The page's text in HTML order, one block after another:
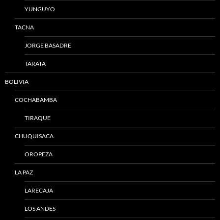
YUNGUYO
TACNA
JORGE BASADRE
TARATA
BOLIVIA
COCHABAMBA
TIRAQUE
CHUQUISACA
OROPEZA
LA PAZ
LARECAJA
LOS ANDES